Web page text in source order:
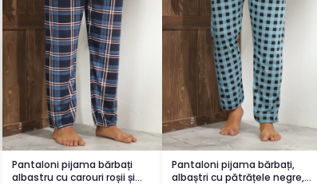
Pantaloni pijama bărbați
albastru cu carouri roșii și
Pantaloni pijama bărbați,
albaștri cu pătrățele negre,